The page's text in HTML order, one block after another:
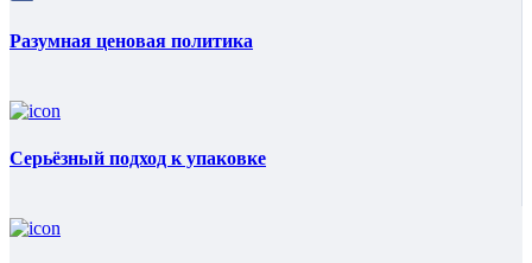
Разумная ценовая политика
Серьёзный подход к упаковке